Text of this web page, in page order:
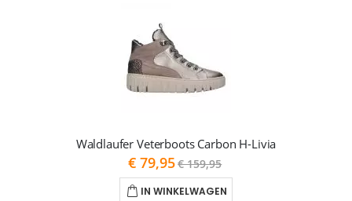
Waldlaufer Veterboots Carbon H-Livia
As
low
as
€ 79,95€ 159,95
IN WINKELWAGEN